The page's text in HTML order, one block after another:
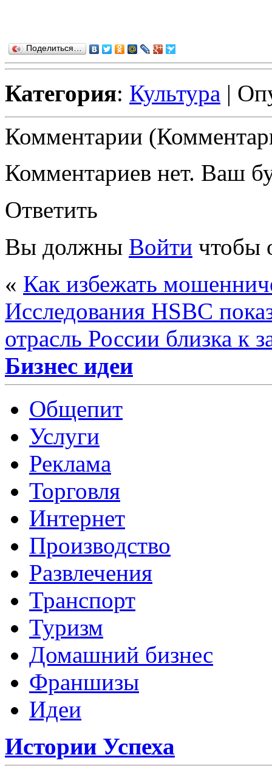
Поделиться…
Категория: Культура |
Комментарии
Комментариев нет. Ваш
Ответить
Вы должны Войти чтобы
« Как избежать
Исследования HSBC
отрасль России близка к
Бизнес идеи
Общепит
Услуги
Реклама
Торговля
Интернет
Производство
Развлечения
Транспорт
Туризм
Домашний бизнес
Франшизы
Идеи
Истории Успеха